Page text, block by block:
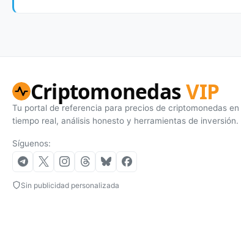
CriptomonedasVIP
Tu portal de referencia para precios de criptomonedas en
tiempo real, análisis honesto y herramientas de inversión.
Síguenos:
Sin publicidad personalizada